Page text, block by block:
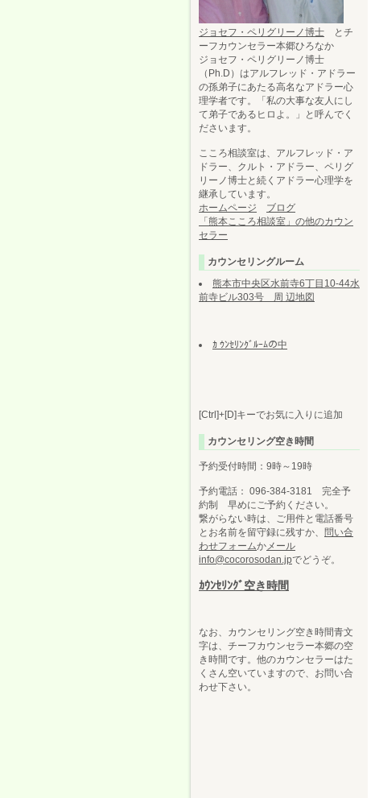
ジョセフ・ペリグリーノ博士 とチ
ーフカウンセラー本郷ひろなか
ジョセフ・ペリグリーノ博士
（Ph.D）はアルフレッド・アドラー
の孫弟子にあたる高名なアドラー心
理学者です。「私の大事な友人にし
て弟子であるヒロよ。」と呼んでく
ださいます。
こころ相談室は、アルフレッド・ア
ドラー、クルト・アドラー、ペリグ
リーノ博士と続くアドラー心理学を
継承しています。
ホームページ
ブログ
「熊本こころ相談室」の他のカウン
セラー
カウンセリングルーム
熊本市中央区水前寺6丁目10-44水
前寺ビル303号 周 辺地図
ｶ ｳﾝｾﾘﾝｸﾞﾙｰﾑの中
[Ctrl]+[D]キーでお気に入りに追加
カウンセリング空き時間
予約受付時間：9時～19時
予約電話： 096-384-3181 完全予
約制 早めにご予約ください。
繋がらない時は、ご用件と電話番号
とお名前を留守録に残すか、 問い合
わせフォームかメール
info@cocorosodan.jpでどうぞ。
ｶｳﾝｾﾘﾝｸﾞ空き時間
なお、カウンセリング空き時間青文
字は、チーフカウンセラー本郷の空
き時間です。他のカウンセラーはた
くさん空いていますので、お問い合
わせ下さい。